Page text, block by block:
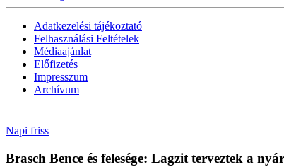
Adatkezelési tájékoztató
Felhasználási Feltételek
Médiaajánlat
Előfizetés
Impresszum
Archívum
Napi friss
Brasch Bence és felesége: Lagzit terveztek a